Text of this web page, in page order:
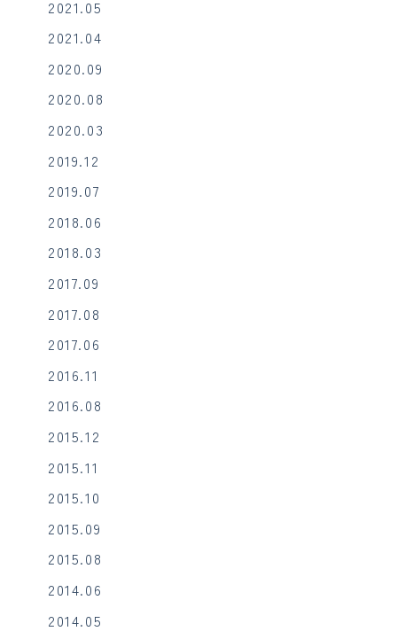
2021.05
2021.04
2020.09
2020.08
2020.03
2019.12
2019.07
2018.06
2018.03
2017.09
2017.08
2017.06
2016.11
2016.08
2015.12
2015.11
2015.10
2015.09
2015.08
2014.06
2014.05